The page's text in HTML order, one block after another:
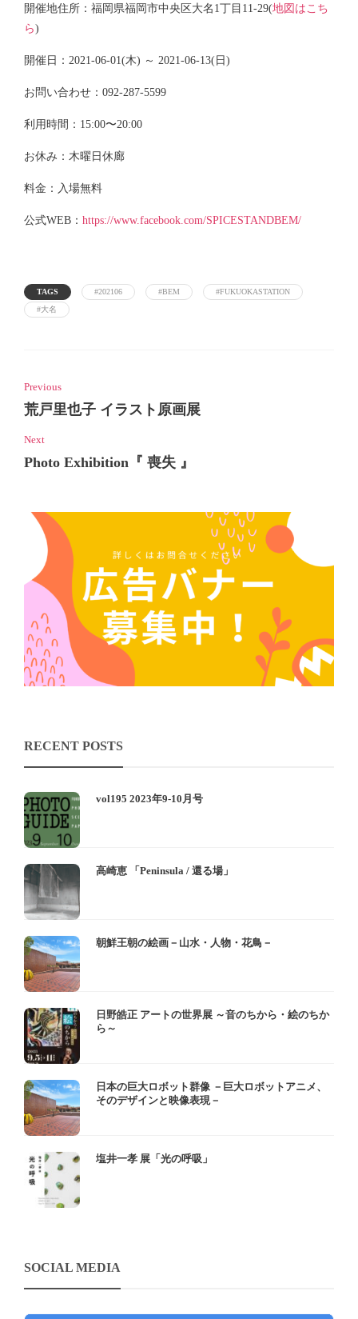
開催地住所：福岡県福岡市中央区大名1丁目11-29(地図はこち
ら)
開催日：2021-06-01(木) ～ 2021-06-13(日)
お問い合わせ：092-287-5599
利用時間：15:00〜20:00
お休み：木曜日休廊
料金：入場無料
公式WEB： https://www.facebook.com/SPICESTANDBEM/
TAGS #202106 #BEM
#FUKUOKASTATION
#大名
Previous
荒戸里也子 イラスト原画展
Next
Photo Exhibition『 喪失 』
RECENT POSTS
vol195 2023年9-10月号
高崎恵 「Peninsula / 還る場」
朝鮮王朝の絵画－山水・人物・花鳥－
日野皓正 アートの世界展 ～音のちから・絵のちか
ら～
日本の巨大ロボット群像 －巨大ロボットアニメ、
そのデザインと映像表現－
塩井一孝 展「光の呼吸」
SOCIAL MEDIA